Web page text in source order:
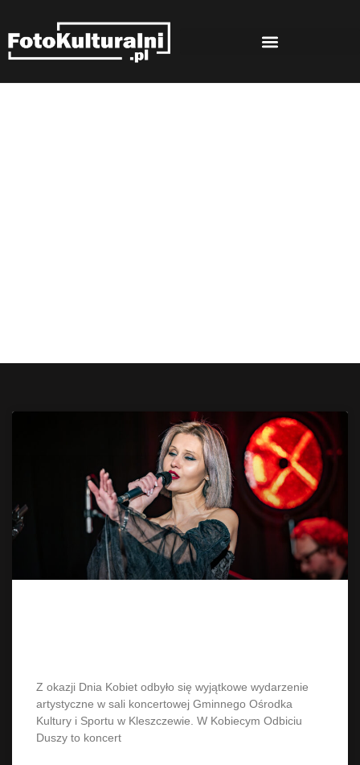
Z okazji Dnia Kobiet odbyło się wyjątkowe wydarzenie
artystyczne w sali koncertowej Gminnego Ośrodka
Kultury i Sportu w Kleszczewie. W Kobiecym Odbiciu
Duszy to koncert